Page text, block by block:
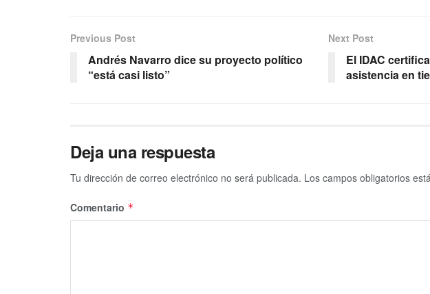
Previous Post
Andrés Navarro dice su proyecto político
“está casi listo”
Next Post
El IDAC
asistencia en
Deja una respuesta
Tu dirección de correo electrónico no será publicada. Los campos obligatorios
Comentario *